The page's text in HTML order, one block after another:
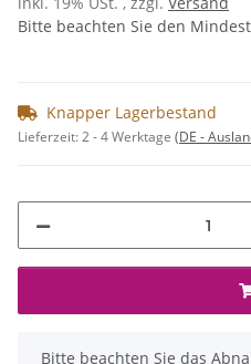
Bitte beachten Sie den
Knapper Lagerbestand
Lieferzeit:2 - 4 Werktage (DE -
x
Bitte beachten Sie das